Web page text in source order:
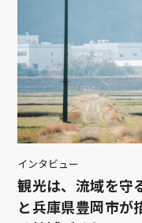
インタビュー
観光は、流域を守
と兵庫県豊岡市が